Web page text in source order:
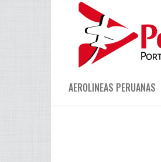
AEROLINEAS PERUANAS